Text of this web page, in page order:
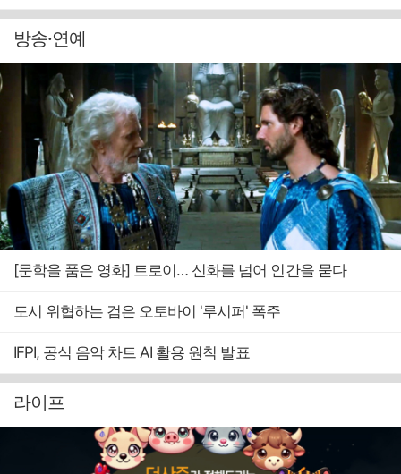
방송·연예
[문학을 품은 영화] 트로이… 신화를 넘어 인간을 묻다
도시 위협하는 검은 오토바이 '루시퍼' 폭주
IFPI, 공식 음악 차트 AI 활용 원칙 발표
라이프